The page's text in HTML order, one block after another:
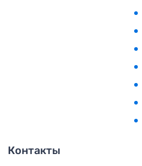
Контакты